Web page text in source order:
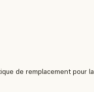
de remplacement pour la